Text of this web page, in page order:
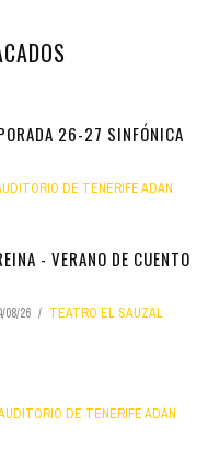
26-27 SINFÓNICA
DE TENERIFE ADÁN
- VERANO DE CUENTO
08/26 TEATRO EL SAUZAL
DE TENERIFE ADÁN